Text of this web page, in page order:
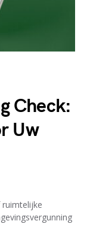
Check:
Uw